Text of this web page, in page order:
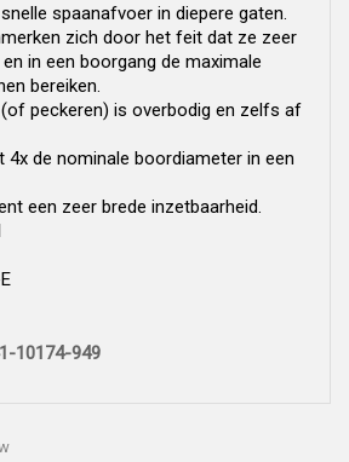
spaanafvoer in diepere gaten.
zich door het feit dat ze zeer
in een boorgang de maximale
bereiken.
peckeren) is overbodig en zelfs af
4x de nominale boordiameter in een
een zeer brede inzetbaarheid.
10174-949